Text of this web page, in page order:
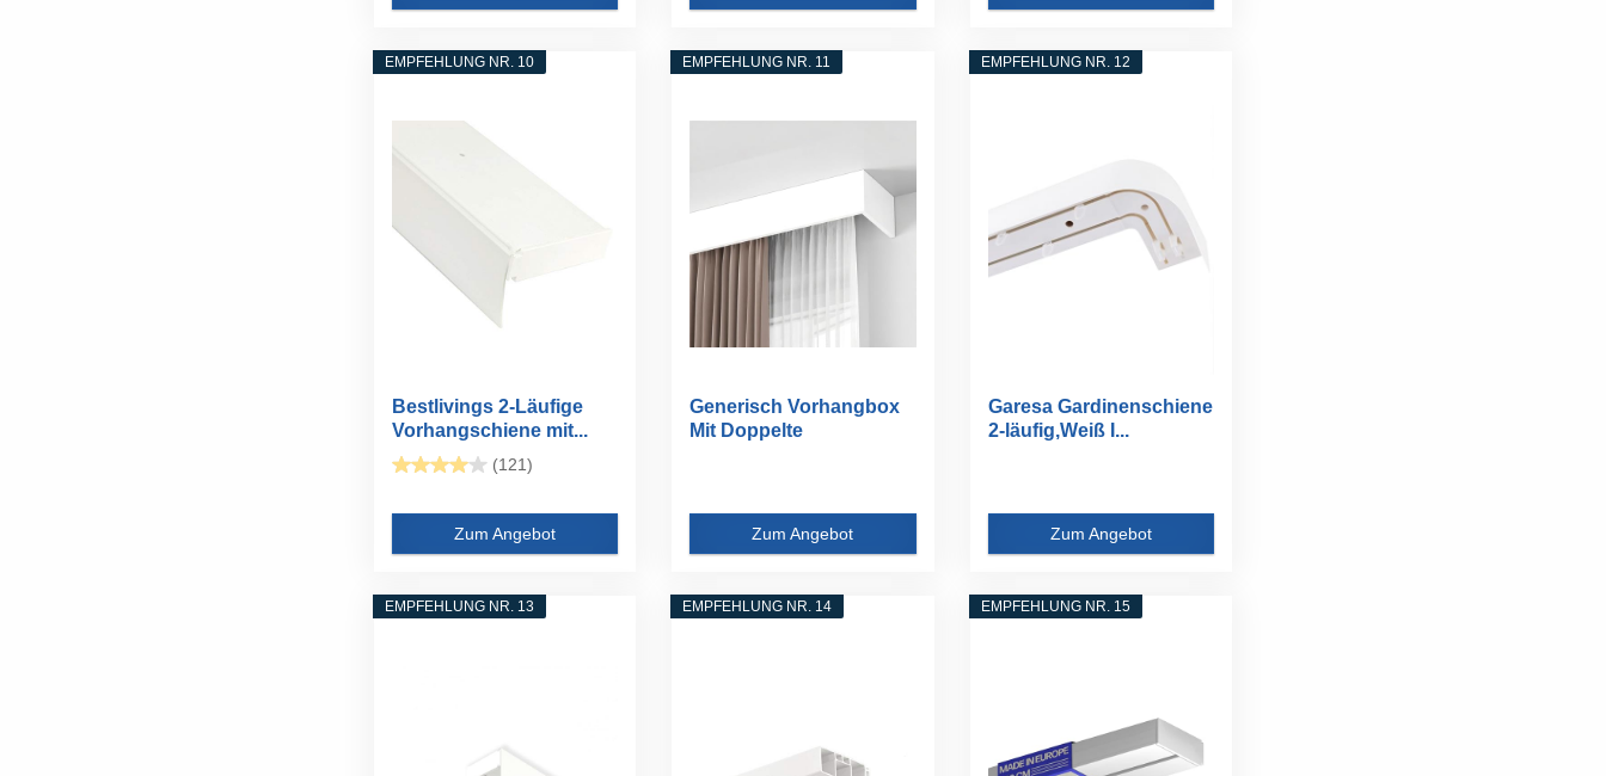
EMPFEHLUNG NR. 10
Bestlivings 2-Läufige
Vorhangschiene mit...
(121)
Zum Angebot
EMPFEHLUNG NR. 11
Generisch Vorhangbox
Mit Doppelte
Zum Angebot
EMPFEHLUNG NR. 12
Garesa Gardinenschiene
2-läufig,Weiß I...
Zum Angebot
EMPFEHLUNG NR. 13 EMPFEHLUNG NR. 14 EMPFEHLUNG NR. 15